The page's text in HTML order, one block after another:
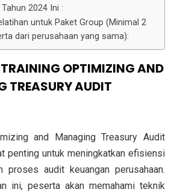
2024 Ini :
untuk Paket Group (Minimal 2
dari perusahaan yang sama):
TRAINING OPTIMIZING AND
TREASURY AUDIT
and Managing Treasury Audit
penting untuk meningkatkan efisiensi
proses audit keuangan perusahaan.
ini, peserta akan memahami teknik